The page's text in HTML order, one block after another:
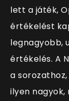
lett a játék,
értékelést
legnagyobb,
értékelés. A
a
ilyen nagyok,